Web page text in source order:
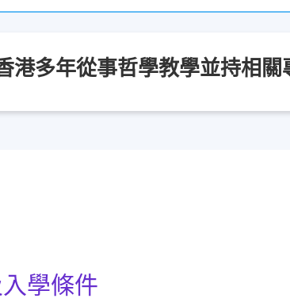
港多年從事哲學教學並持相
學條件